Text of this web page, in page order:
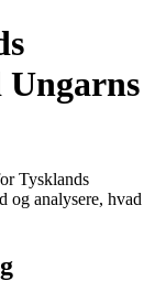
Tysklands
og analysere, hvad